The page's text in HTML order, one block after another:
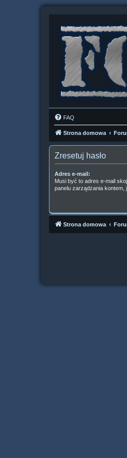
FAQ
Strona domowa
Zresetuj hasło
Adres e-mail:
Musi być to adres e-mail
panelu zarządzania kontem,
Strona domowa